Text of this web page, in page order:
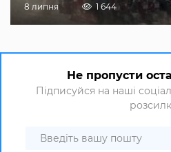
8 липня 1 644
Не пропусти
Підписуйся на наші